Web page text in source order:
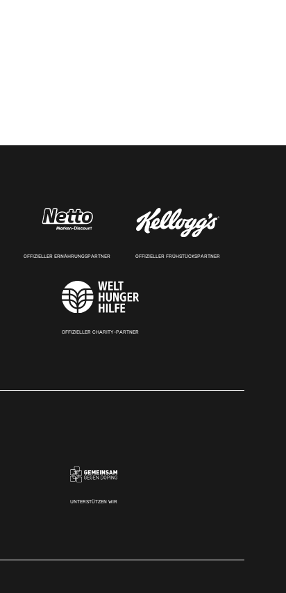
OFFIZIELLER ERNÄHRUNGSPARTNER OFFIZIELLER FRÜHSTÜCKSPARTNER
OFFIZIELLER CHARITY-PARTNER
UNTERSTÜTZEN WIR